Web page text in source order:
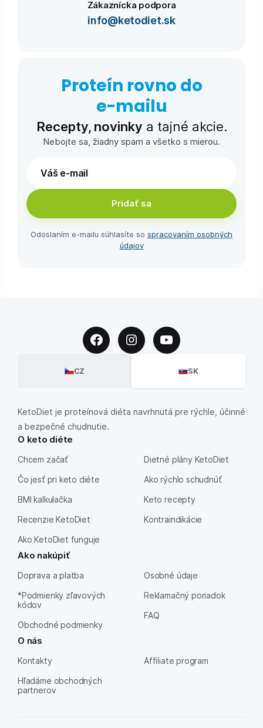
Zákaznícka podpora
info@ketodiet.sk
Proteín rovno do
e-⁠mailu
Recepty, novinky a tajné akcie.
Nebojte sa, žiadny spam a všetko s mierou.
Pridať sa
Odoslaním e-⁠mailu súhlasíte so spracovaním osobných
údajov
CZ SK
KetoDiet je proteínová diéta navrhnutá pre rýchle, účinné
a bezpečné chudnutie.
O keto diéte
Chcem začať
Čo jesť pri keto diéte
BMI kalkulačka
Recenzie KetoDiet
Ako KetoDiet funguje
Dietné plány KetoDiet
Ako rýchlo schudnúť
Keto recepty
Kontraindikácie
Ako nakúpiť
Doprava a platba
*Podmienky zľavových
kódov
Obchodné podmienky
Osobné údaje
Reklamačný poriadok
FAQ
O nás
Kontakty
Hľadáme obchodných
partnerov
Affiliate program